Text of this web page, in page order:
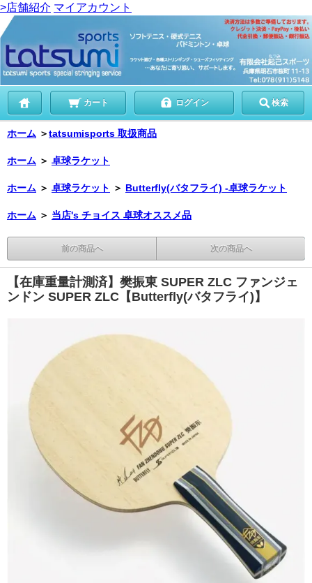
>店舗紹介 マイアカウント
カート ログイン 検索
ホーム ＞tatsumisports 取扱商品
ホーム ＞ 卓球ラケット
ホーム ＞ 卓球ラケット ＞ Butterfly(バタフライ) -卓球ラケット
ホーム ＞ 当店's チョイス 卓球オススメ品
前の商品へ 次の商品へ
【在庫重量計測済】樊振東 SUPER ZLC ファンジェ
ンドン SUPER ZLC【Butterfly(バタフライ)】